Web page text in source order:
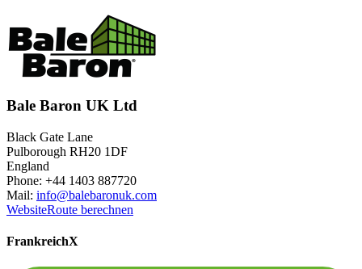
Bale Baron UK Ltd
Black Gate Lane
Pulborough RH20 1DF
England
Phone: +44 1403 887720
Mail: info@balebaronuk.com
WebsiteRoute berechnen
FrankreichX